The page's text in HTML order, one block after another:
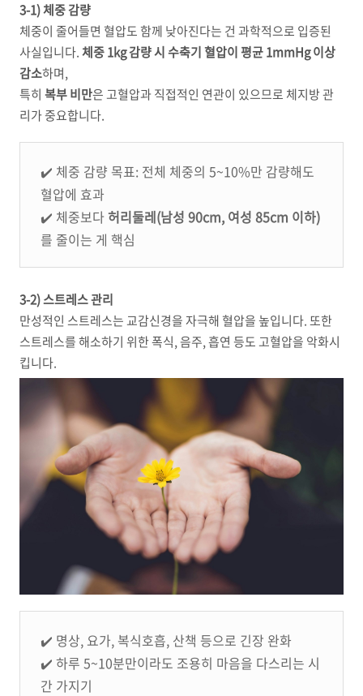
3-1) 체중 감량
체중이 줄어들면 혈압도 함께 낮아진다는 건 과학적으로 입증된
사실입니다.체중 1kg 감량 시 수축기 혈압이 평균 1mmHg 이상
감소하며,
특히 복부 비만은 고혈압과 직접적인 연관이 있으므로 체지방 관
리가 중요합니다.
✔️ 체중 감량 목표: 전체 체중의 5~10%만 감량해도
혈압에 효과
✔️ 체중보다허리둘레(남성 90cm, 여성 85cm 이하)
를 줄이는 게 핵심
3-2) 스트레스 관리
만성적인 스트레스는 교감신경을 자극해 혈압을 높입니다. 또한
스트레스를 해소하기 위한 폭식, 음주, 흡연 등도 고혈압을 악화시
킵니다.
✔️ 명상, 요가, 복식호흡, 산책 등으로 긴장 완화
✔️ 하루 5~10분만이라도 조용히 마음을 다스리는 시
간 가지기